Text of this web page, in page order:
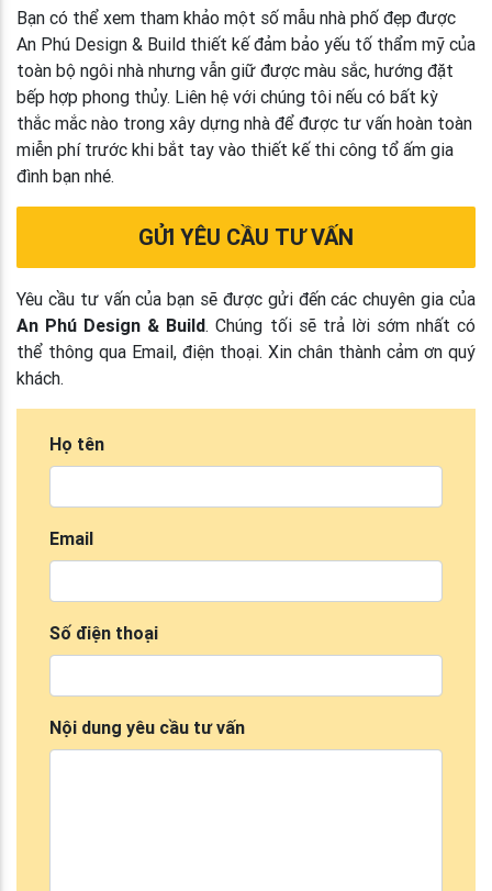
Bạn có thể xem tham khảo một số mẫu nhà phố đẹp được
An Phú Design & Build thiết kế đảm bảo yếu tố thẩm mỹ của
toàn bộ ngôi nhà nhưng vẫn giữ được màu sắc, hướng đặt
bếp hợp phong thủy. Liên hệ với chúng tôi nếu có bất kỳ
thắc mắc nào trong xây dựng nhà để được tư vấn hoàn toàn
miễn phí trước khi bắt tay vào thiết kế thi công tổ ấm gia
đình bạn nhé.
GỬI YÊU CẦU TƯ VẤN
Yêu cầu tư vấn của bạn sẽ được gửi đến các chuyên gia của
An Phú Design & Build. Chúng tối sẽ trả lời sớm nhất có
thể thông qua Email, điện thoại. Xin chân thành cảm ơn quý
khách.
Họ tên
Email
Số điện thoại
Nội dung yêu cầu tư vấn